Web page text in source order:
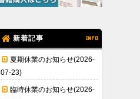
新着記事 INFO
夏期休業のお知らせ(2026-
07-23)
臨時休業のお知らせ(2026-